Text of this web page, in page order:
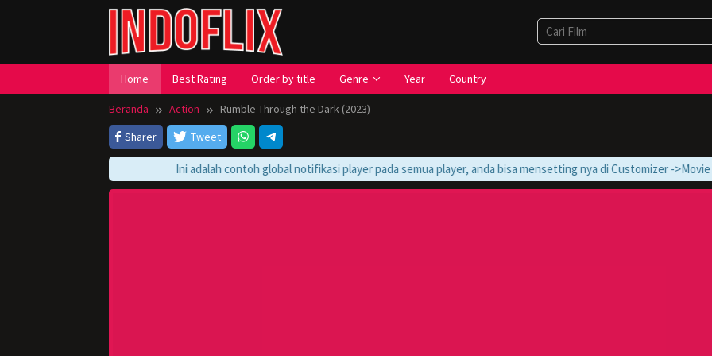
Home Best Rating Order by title Genre Year Country
Beranda Action
Rumble Through the Dark (2023)
Sharer
Tweet
Ini adalah contoh global notifikasi player pada semua player, anda bisa mensetting nya di Customizer ->Movie ->